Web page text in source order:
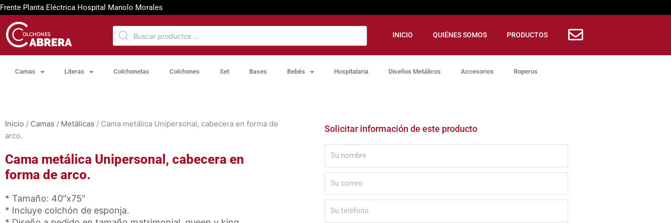
Ir
al
contenido
Frente Planta Eléctrica Hospital Manolo Morales
Búsqueda
de
productos
INICIO QUIÉNES SOMOS PRODUCTOS
Camas Literas Colchonetas Colchones Set Bases Bebés Hospitalaria Diseños Metálicos Accesorios Roperos
Inicio / Camas / Metálicas / Cama metálica Unipersonal, cabecera en forma de
arco.
Cama metálica Unipersonal, cabecera en
forma de arco.
* Tamaño: 40″x75″
* Incluye colchón de esponja.
Solicitar información de este producto